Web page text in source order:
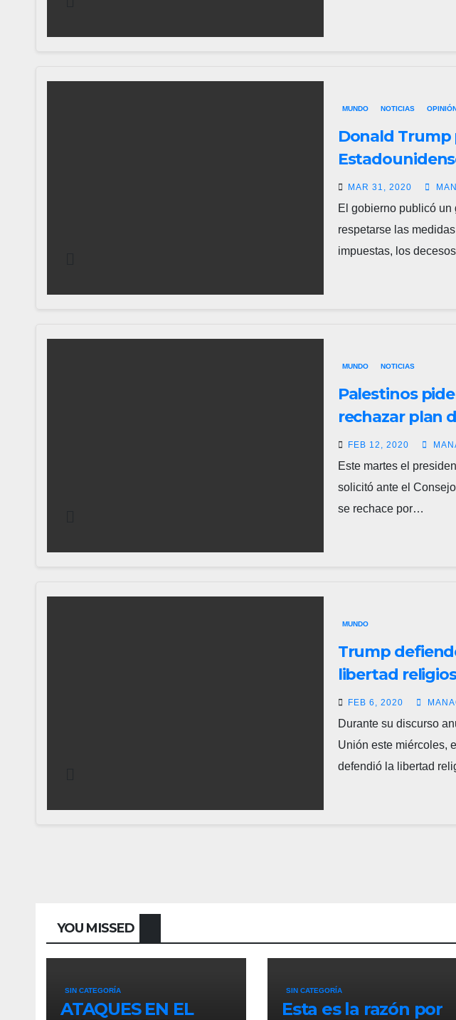
MUNDO NOTICIAS
Donald Trump
preparen para
duras”
MAR 31, 2020
El gobierno publicó un
respetarse las
impuestas, los
MUNDO NOTICIAS
Palestinos
rechazar plan
Trump
FEB 12, 2020
Este martes el
solicitó ante el
se rechace por…
MUNDO
Trump
libertad
Estado de la
FEB 6, 2020
Durante su discurso
Unión este miércoles,
defendió la libertad
YOU MISSED
SIN CATEGORÍA
ATAQUES EN EL
SIN CATEGORÍA
Esta es la razón por